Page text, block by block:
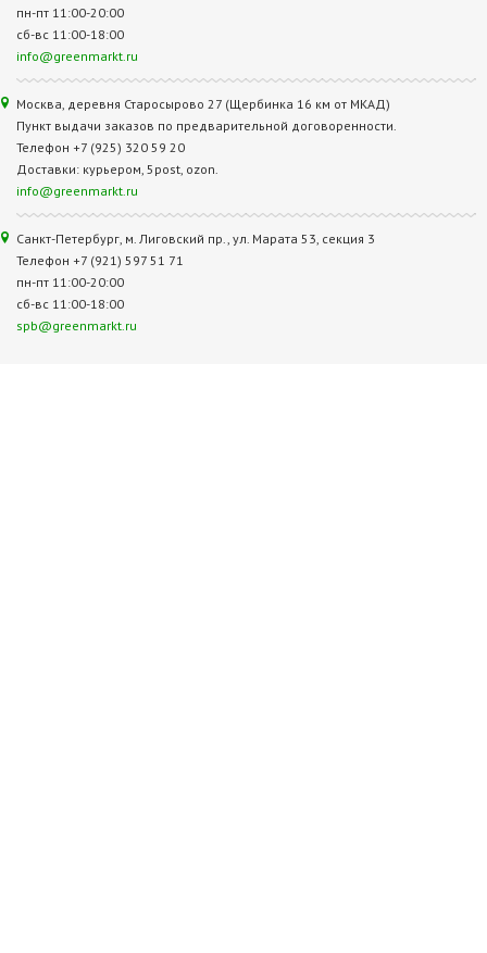
пн-пт 11:00-20:00
сб-вс 11:00-18:00
info@greenmarkt.ru
Москва, деревня Старосырово 27 (Щербинка 16 км от МКАД)
Пункт выдачи заказов по предварительной договоренности.
Телефон +7 (925) 320 59 20
Доставки: курьером, 5post, ozon.
info@greenmarkt.ru
Санкт-Петербург, м. Лиговский пр., ул. Марата 53, секция 3
Телефон +7 (921) 597 51 71
пн-пт 11:00-20:00
сб-вс 11:00-18:00
spb@greenmarkt.ru